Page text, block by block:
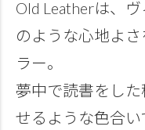
Old Leatherは、
のような心地よ
ラー。
夢中で読書をし
せるような色合い